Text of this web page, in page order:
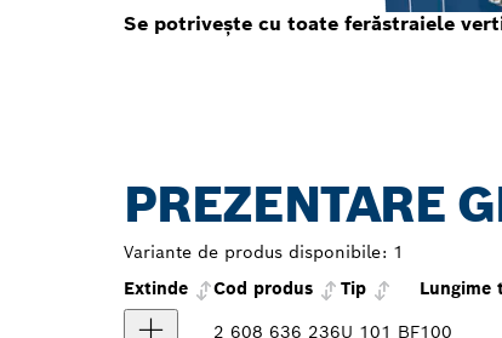
Se potrivește cu toate ferăstraiele
PREZENTARE
Variante de produs disponibile: 1
Extinde
Cod produs Tip Lungime
2 608 636 236U 101 BF100